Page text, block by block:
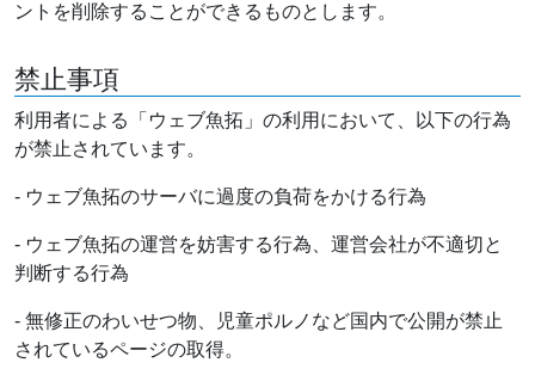
ントを削除することができるものとします。
禁止事項
利用者による「ウェブ魚拓」の利用において、以下の行為
が禁止されています。
- ウェブ魚拓のサーバに過度の負荷をかける行為
- ウェブ魚拓の運営を妨害する行為、運営会社が不適切と
判断する行為
- 無修正のわいせつ物、児童ポルノなど国内で公開が禁止
されているページの取得。